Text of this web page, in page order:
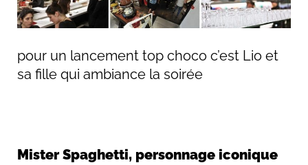
pour un lancement top choco c’est Lio et
sa fille qui ambiance la soirée
Mister Spaghetti, personnage iconique